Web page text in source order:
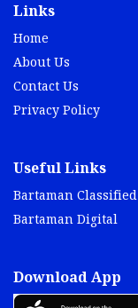
Links
Home
About Us
Contact Us
Privacy Policy
Useful Links
Bartaman Classified
Bartaman Digital
Download App